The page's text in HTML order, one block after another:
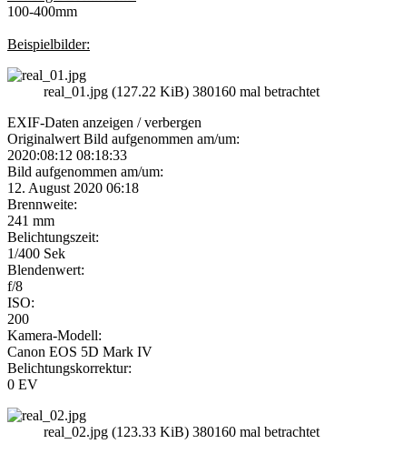
100-400mm
Beispielbilder:
real_01.jpg (127.22 KiB) 380160 mal betrachtet
EXIF-Daten anzeigen / verbergen
Originalwert Bild aufgenommen am/um:
2020:08:12 08:18:33
Bild aufgenommen am/um:
12. August 2020 06:18
Brennweite:
241 mm
Belichtungszeit:
1/400 Sek
Blendenwert:
f/8
ISO:
200
Kamera-Modell:
Canon EOS 5D Mark IV
Belichtungskorrektur:
0 EV
real_02.jpg (123.33 KiB) 380160 mal betrachtet